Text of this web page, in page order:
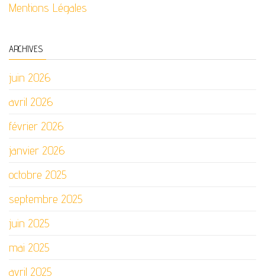
Mentions Légales
ARCHIVES
juin 2026
avril 2026
février 2026
janvier 2026
octobre 2025
septembre 2025
juin 2025
mai 2025
avril 2025